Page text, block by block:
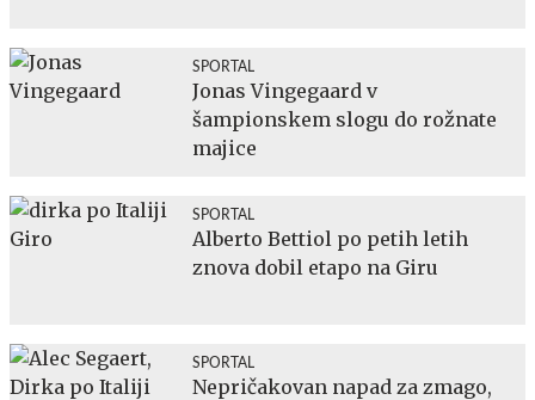
SPORTAL
Jonas Vingegaard v
šampionskem slogu do rožnate
majice
SPORTAL
Alberto Bettiol po petih letih
znova dobil etapo na Giru
SPORTAL
Nepričakovan napad za zmago,